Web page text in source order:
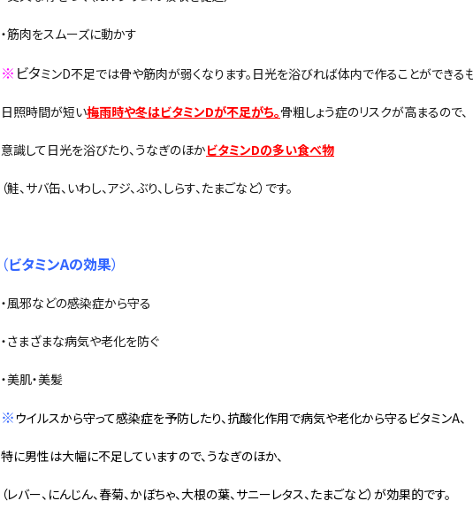
・筋肉をスムーズに動かす
※ ビタミンD不足では骨や筋肉が弱くなります。日光を浴びれば体内で作ることができる
日照時間が短い梅雨時や冬はビタミンDが不足がち。骨粗しょう症のリスクが高まるので、
意識して日光を浴びたり、うなぎのほかビタミンDの多い食べ物
（鮭、サバ缶、いわし、アジ、ぶり、しらす、たまごなど）です。
（ビタミンAの効果）
・風邪などの感染症から守る
・さまざまな病気や老化を防ぐ
・美肌・美髪
※ ウイルスから守って感染症を予防したり、抗酸化作用で病気や老化から守るビタミンA、
特に男性は大幅に不足していますので、うなぎのほか、
（レバー、にんじん、春菊、かぼちゃ、大根の葉、サニーレタス、たまごなど）が効果的です。